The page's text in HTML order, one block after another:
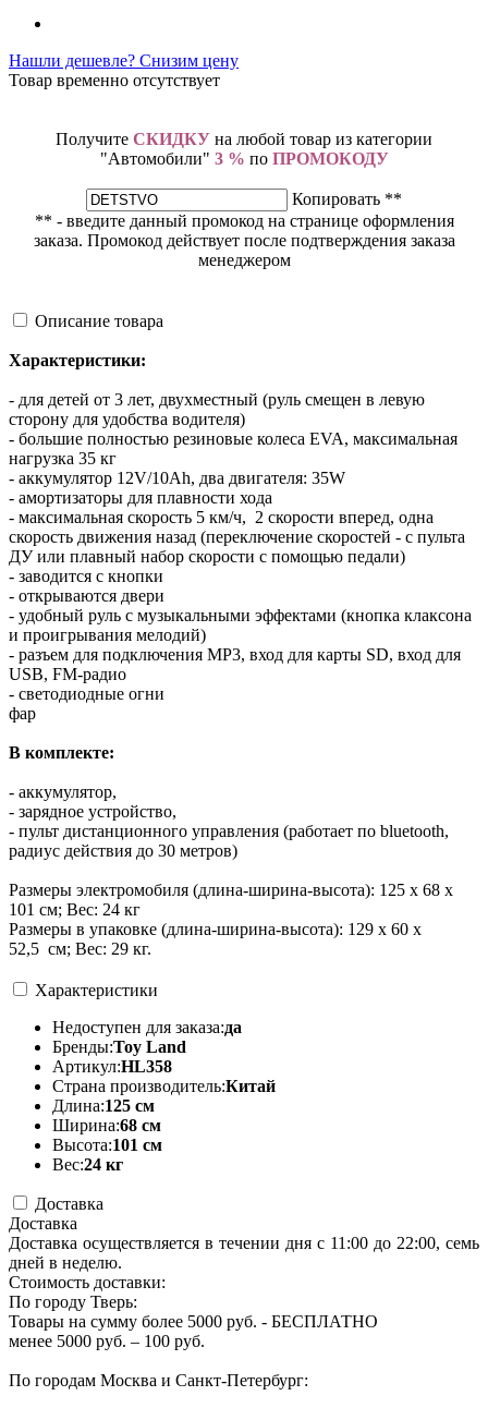
Нашли дешевле? Снизим цену
Товар временно отсутствует
Получите СКИДКУ на любой товар из категории
"Автомобили" 3 % по ПРОМОКОДУ
Копировать **
** - введите данный промокод на странице оформления
заказа. Промокод действует после подтверждения заказа
менеджером
Описание товара
Характеристики:
- для детей от 3 лет, двухместный (руль смещен в левую
сторону для удобства водителя)
- большие полностью резиновые колеса EVA, максимальная
нагрузка 35 кг
- аккумулятор 12V/10Ah, два двигателя: 35W
- амортизаторы для плавности хода
- максимальная скорость 5 км/ч, 2 скорости вперед, одна
скорость движения назад (переключение скоростей - с пульта
ДУ или плавный набор скорости с помощью педали)
- заводится с кнопки
- открываются двери
- удобный руль с музыкальными эффектами (кнопка клаксона
и проигрывания мелодий)
- разъем для подключения MP3, вход для карты SD, вход для
USB, FM-радио
- светодиодные огни
В комплекте:
- аккумулятор,
- зарядное устройство,
- пульт дистанционного управления (работает по bluetooth,
радиус действия до 30 метров)
Размеры электромобиля (длина-ширина-высота): 125 x 68 x
101 см; Вес: 24 кг
Размеры в упаковке (длина-ширина-высота): 129 x 60 x
52,5 см; Вес: 29 кг.
Характеристики
Недоступен для заказа:да
Бренды:Toy Land
Артикул:HL358
Страна производитель:Китай
Длина:125 см
Ширина:68 см
Высота:101 см
Вес:24 кг
Доставка
Доставка
Доставка осуществляется в течении дня с 11:00 до 22:00, семь
дней в неделю.
Стоимость доставки:
По городу Тверь:
Товары на сумму более 5000 руб. - БЕСПЛАТНО
менее 5000 руб. – 100 руб.
По городам Москва и Санкт-Петербург: